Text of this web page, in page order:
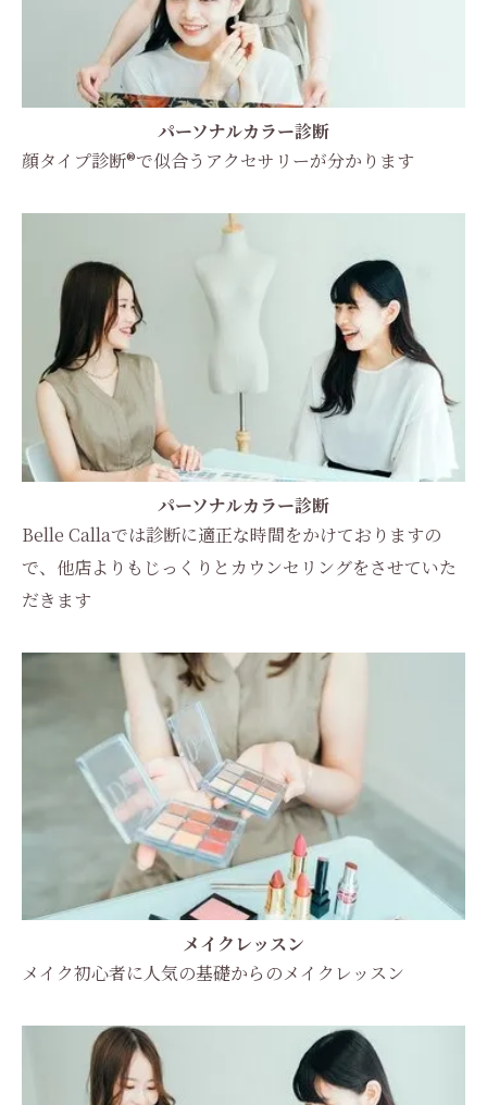
パーソナルカラー診断
顔タイプ診断®︎で似合うアクセサリーが分かります
パーソナルカラー診断
Belle Callaでは診断に適正な時間をかけておりますの
で、他店よりもじっくりとカウンセリングをさせていた
だきます
メイクレッスン
メイク初心者に人気の基礎からのメイクレッスン